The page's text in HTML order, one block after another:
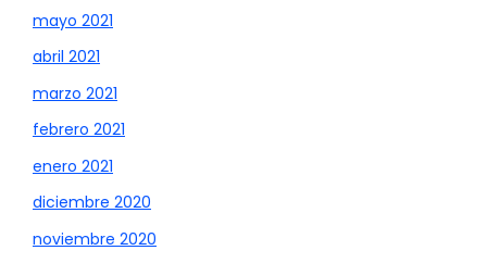
mayo 2021
abril 2021
marzo 2021
febrero 2021
enero 2021
diciembre 2020
noviembre 2020